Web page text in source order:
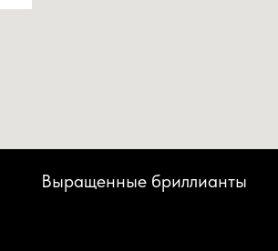
Выращенные бриллианты